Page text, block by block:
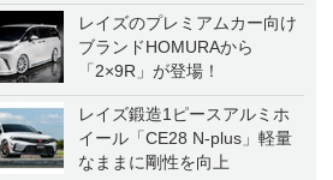
レイズのプレミアムカー向け
ブランドHOMURAから
「2×9R」が登場！
レイズ鍛造1ピースアルミホ
イール「CE28 N-plus」軽量
なままに剛性を向上